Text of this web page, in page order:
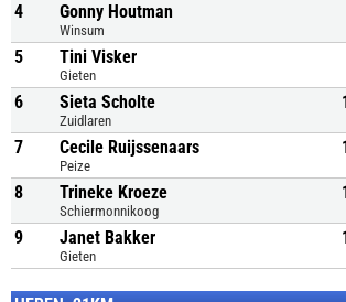
4 Gonny Houtman
Winsum
5 Tini Visker
Gieten
6 Sieta Scholte
Zuidlaren
7 Cecile Ruijssenaars
Peize
8 Trineke Kroeze
Schiermonnikoog
9 Janet Bakker
Gieten